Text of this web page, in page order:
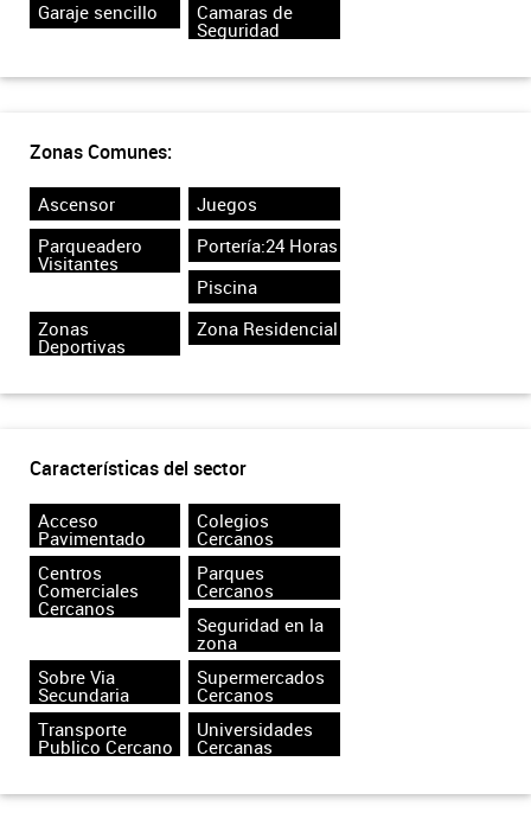
Garaje sencillo Camaras de
Seguridad
Zonas Comunes:
Ascensor
Juegos
Parqueadero
Visitantes
Portería:24 Horas
Piscina
Zonas
Deportivas
Zona Residencial
Características del sector
Acceso
Pavimentado
Colegios
Cercanos
Centros
Comerciales
Cercanos
Parques
Cercanos
Seguridad en la
zona
Sobre Via
Secundaria
Supermercados
Cercanos
Transporte
Publico Cercano
Universidades
Cercanas